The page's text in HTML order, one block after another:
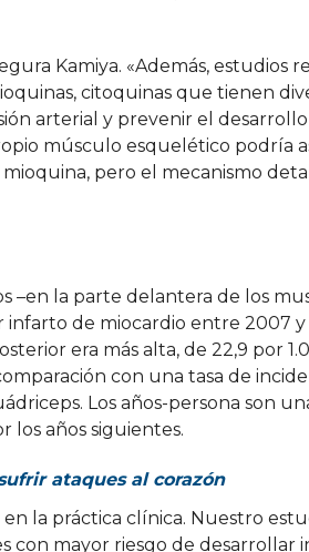
Kamiya. «Además, estudios
citoquinas que tienen
arterial y prevenir el
músculo esquelético podría
pero el mecanismo
–en la parte delantera de los
infarto de miocardio entre 2007 y
era más alta, de 22,9 por
con una tasa de
Los años-persona son
años siguientes.
ataques al corazón
la práctica clínica. Nuestro
con mayor riesgo de desarrollar